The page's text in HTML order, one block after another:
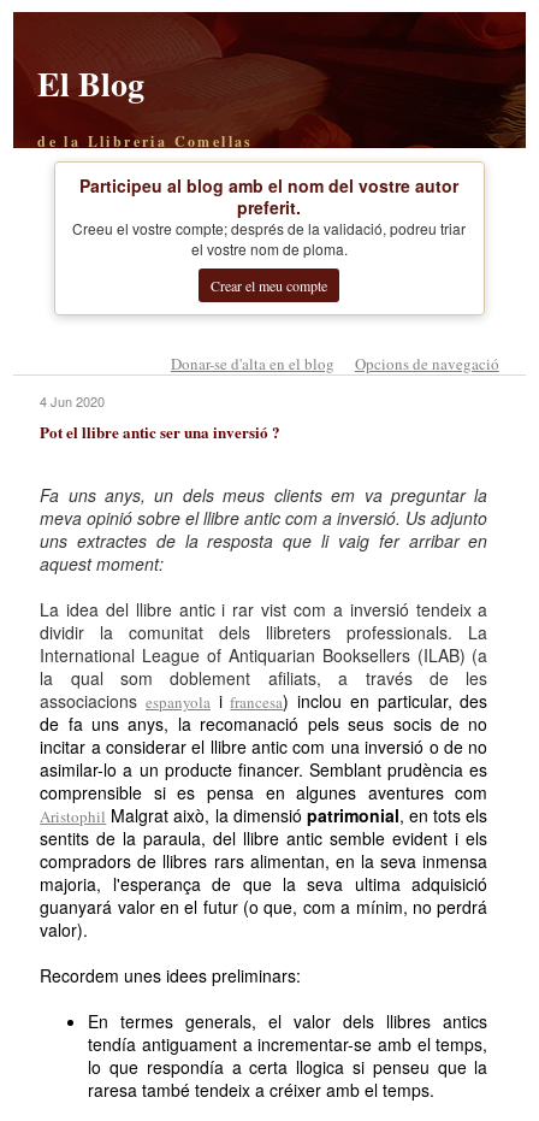
El Blog
de la Llibreria Comellas
Participeu al blog amb el nom del vostre autor
preferit.
Creeu el vostre compte; després de la validació, podreu triar
el vostre nom de ploma.
Crear el meu compte
Donar-se d'alta en el blog Opcions de navegació
4 Jun 2020
Pot el llibre antic ser una inversió ?
Fa uns anys, un dels meus clients em va preguntar la
meva opinió sobre el llibre antic com a inversió. Us adjunto
uns extractes de la resposta que li vaig fer arribar en
aquest moment:
La idea del llibre antic i rar vist com a inversió tendeix a
dividir la comunitat dels llibreters professionals. La
International League of Antiquarian Booksellers (ILAB) (a
la qual som doblement afiliats, a través de les
associacions espanyola ifrancesa) inclou en particular, des
de fa uns anys, la recomanació pels seus socis de no
incitar a considerar el llibre antic com una inversió o de no
asimilar-lo a un producte financer. Semblant prudència es
comprensible si es pensa en algunes aventures com
Aristophil Malgrat això, la dimensió patrimonial, en tots els
sentits de la paraula, del llibre antic semble evident i els
compradors de llibres rars alimentan, en la seva inmensa
majoria, l'esperança de que la seva ultima adquisició
guanyará valor en el futur (o que, com a mínim, no perdrá
valor).
Recordem unes idees preliminars:
En termes generals, el valor dels llibres antics
tendía antiguament a incrementar-se amb el temps,
lo que respondía a certa llogica si penseu que la
raresa també tendeix a créixer amb el temps.